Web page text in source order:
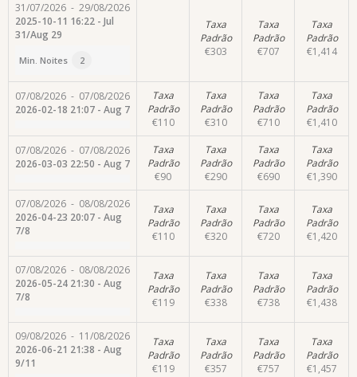
31/07/2026 - 29/08/2026
2025-10-11 16:22 - Jul
31/Aug 29
Min. Noites 2
Taxa
Padrão
€303
Taxa
Padrão
€707
Taxa
Padrão
€1,414
07/08/2026 - 07/08/2026
2026-02-18 21:07 - Aug 7
Taxa
Padrão
€110
Taxa
Padrão
€310
Taxa
Padrão
€710
Taxa
Padrão
€1,410
07/08/2026 - 07/08/2026
2026-03-03 22:50 - Aug 7
Taxa
Padrão
€90
Taxa
Padrão
€290
Taxa
Padrão
€690
Taxa
Padrão
€1,390
07/08/2026 - 08/08/2026
2026-04-23 20:07 - Aug
7/8
Taxa
Padrão
€110
Taxa
Padrão
€320
Taxa
Padrão
€720
Taxa
Padrão
€1,420
07/08/2026 - 08/08/2026
2026-05-24 21:30 - Aug
7/8
Taxa
Padrão
€119
Taxa
Padrão
€338
Taxa
Padrão
€738
Taxa
Padrão
€1,438
09/08/2026 - 11/08/2026
2026-06-21 21:38 - Aug
9/11
Taxa
Padrão
€119
Taxa
Padrão
€357
Taxa
Padrão
€757
Taxa
Padrão
€1,457